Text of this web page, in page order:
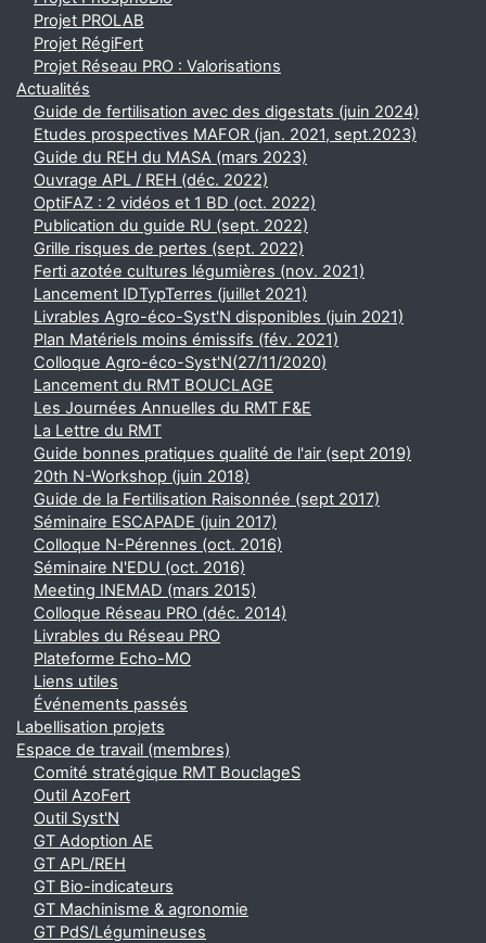
Projet PROLAB
Projet RégiFert
Projet Réseau PRO : Valorisations
Actualités
Guide de fertilisation avec des digestats (juin 2024)
Etudes prospectives MAFOR (jan. 2021, sept.2023)
Guide du REH du MASA (mars 2023)
Ouvrage APL / REH (déc. 2022)
OptiFAZ : 2 vidéos et 1 BD (oct. 2022)
Publication du guide RU (sept. 2022)
Grille risques de pertes (sept. 2022)
Ferti azotée cultures légumières (nov. 2021)
Lancement IDTypTerres (juillet 2021)
Livrables Agro-éco-Syst'N disponibles (juin 2021)
Plan Matériels moins émissifs (fév. 2021)
Colloque Agro-éco-Syst'N(27/11/2020)
Lancement du RMT BOUCLAGE
Les Journées Annuelles du RMT F&E
La Lettre du RMT
Guide bonnes pratiques qualité de l'air (sept 2019)
20th N-Workshop (juin 2018)
Guide de la Fertilisation Raisonnée (sept 2017)
Séminaire ESCAPADE (juin 2017)
Colloque N-Pérennes (oct. 2016)
Séminaire N'EDU (oct. 2016)
Meeting INEMAD (mars 2015)
Colloque Réseau PRO (déc. 2014)
Livrables du Réseau PRO
Plateforme Echo-MO
Liens utiles
Événements passés
Labellisation projets
Espace de travail (membres)
Comité stratégique RMT BouclageS
Outil AzoFert
Outil Syst'N
GT Adoption AE
GT APL/REH
GT Bio-indicateurs
GT Machinisme & agronomie
GT PdS/Légumineuses